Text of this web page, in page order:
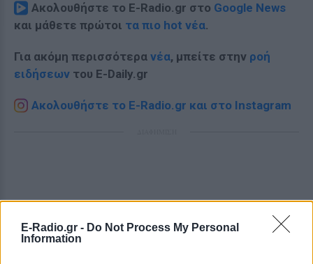
E-Radio.gr - Do Not Process My Personal
Information
Ακολουθήστε το E-Radio.gr στο Google News
και μάθετε πρώτοι τα πιο hot νέα.
Για ακόμη περισσότερα νέα, μπείτε στην ροή
ειδήσεων του E-Daily.gr
Ακολουθήστε το E-Radio.gr και στο Instagram